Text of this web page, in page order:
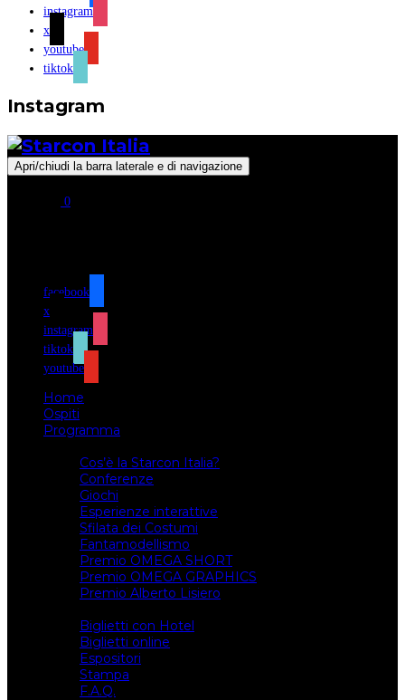
instagram
x
youtube
tiktok
Instagram
Apri/chiudi la barra laterale e di navigazione
0
facebook
x
instagram
tiktok
youtube
Home
Ospiti
Programma
Cos’è la Starcon Italia?
Conferenze
Giochi
Esperienze interattive
Sfilata dei Costumi
Fantamodellismo
Premio OMEGA SHORT
Premio OMEGA GRAPHICS
Premio Alberto Lisiero
Biglietti con Hotel
Biglietti online
Espositori
Stampa
F.A.Q.